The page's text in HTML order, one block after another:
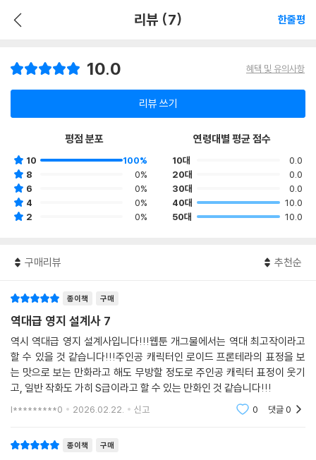
리뷰 (7) 한줄평
10.0 혜택 및 유의사항
리뷰 쓰기
평점 분포
10
100%
8
0%
6
0%
4
0%
2
0%
연령대별 평균 점수
10대
0.0
20대
0.0
30대
0.0
40대
10.0
50대
10.0
구매리뷰 추천순
종이책 구매
역대급 영지 설계사 7
역시 역대급 영지 설계사입니다!!!웹툰 개그물에서는 역대 최고작이라고
할 수 있을 것 같습니다!!!주인공 캐릭터인 로이드 프론테라의 표정을 보
는 맛으로 보는 만화라고 해도 무방할 정도로 주인공 캐릭터 표정이 웃기
고, 일반 작화도 가히 S급이라고 할 수 있는 만화인 것 같습니다!!!
l*********0 2026.02.22. 신고 0 댓글0
종이책 구매